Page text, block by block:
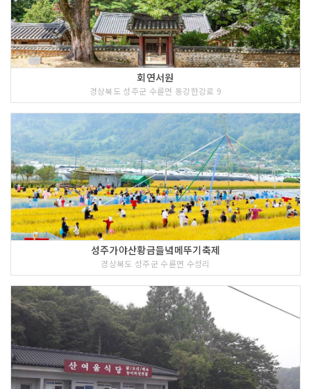
회연서원
경상북도 성주군 수륜면 동강한강로 9
성주가야산황금들녘메뚜기축제
경상북도 성주군 수륜면 수성리